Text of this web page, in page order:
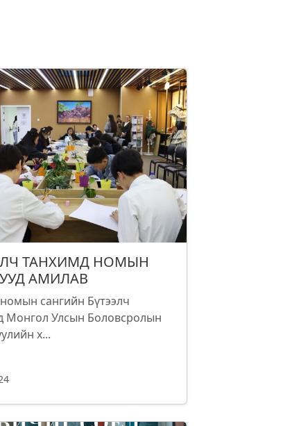
ТАНХИМД НОМЫН
АМИЛАВ
сангийн Бүтээлч
Монгол Улсын Боловсролын
х...